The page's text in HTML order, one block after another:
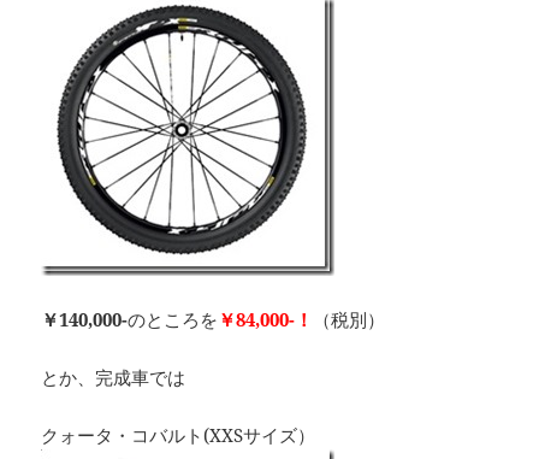
￥140,000-のところを ￥84,000-！ （税別）
とか、完成車では
クォータ・コバルト(XXSサイズ）